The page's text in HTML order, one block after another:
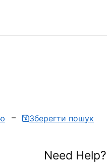
Зберегти пошук
Need Help?